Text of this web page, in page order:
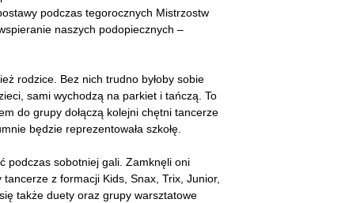
podczas tegorocznych Mistrzostw
naszych podopiecznych –
rodzice. Bez nich trudno byłoby sobie
sami wychodzą na parkiet i tańczą. To
do grupy dołączą kolejni chętni tancerze
będzie reprezentowała szkołę.
podczas sobotniej gali. Zamknęli oni
z formacji Kids, Snax, Trix, Junior,
także duety oraz grupy warsztatowe